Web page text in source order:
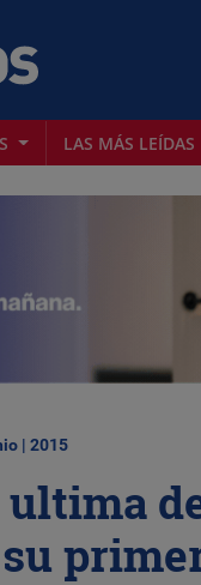
LAS MÁS LEÍDAS
| 2015